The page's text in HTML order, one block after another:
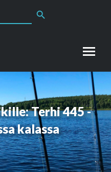
Terhi 445 -
kalassa